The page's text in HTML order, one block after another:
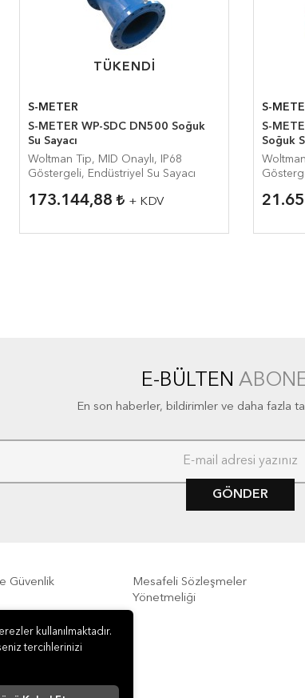
TÜKENDI
TÜKENDI
S-METER
S-METER WP-SDC DN500 Soğuk
Su Sayacı
Woltman Tip, MID Onaylı, IP68
Göstergeli, Endüstriyel Su Sayacı
173.144,88 + KDV
S-
S-
Soğuk
E-BÜLTEN
En son haberler, bildirimler ve daha fazla
GÖNDER
Güvenlik
Mesafeli Sözleşmeler
Yönetmeliği
ve İade
kullanılmaktadır.
tercihlerinizi